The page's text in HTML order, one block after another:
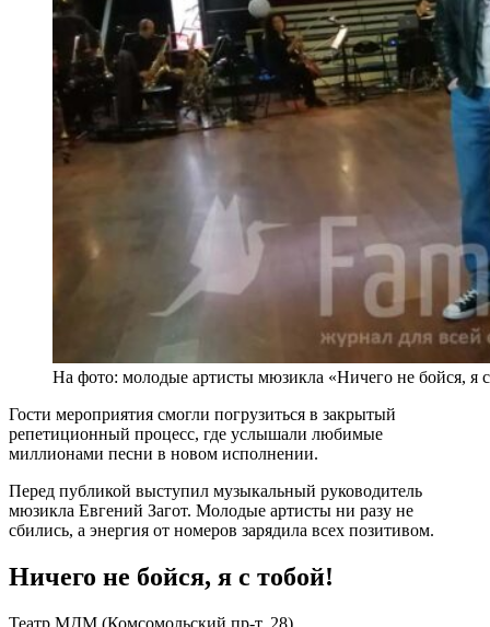
На фото: молодые артисты мюзикла «Ничего не бойся, я
Гости мероприятия смогли погрузиться в закрытый
репетиционный процесс, где услышали любимые
миллионами песни в новом исполнении.
Перед публикой выступил музыкальный руководитель
мюзикла Евгений Загот. Молодые артисты ни разу не
сбились, а энергия от номеров зарядила всех позитивом.
Ничего не бойся, я с тобой!
Театр МДМ (Комсомольский пр-т, 28)